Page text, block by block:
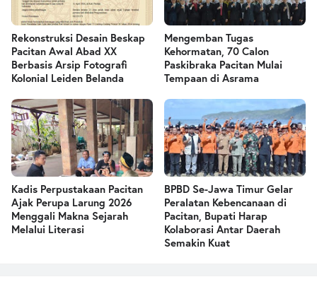
Rekonstruksi Desain Beskap
Pacitan Awal Abad XX
Berbasis Arsip Fotografi
Kolonial Leiden Belanda
Mengemban Tugas
Kehormatan, 70 Calon
Paskibraka Pacitan Mulai
Tempaan di Asrama
Kadis Perpustakaan Pacitan
Ajak Perupa Larung 2026
Menggali Makna Sejarah
Melalui Literasi
BPBD Se-Jawa Timur Gelar
Peralatan Kebencanaan di
Pacitan, Bupati Harap
Kolaborasi Antar Daerah
Semakin Kuat